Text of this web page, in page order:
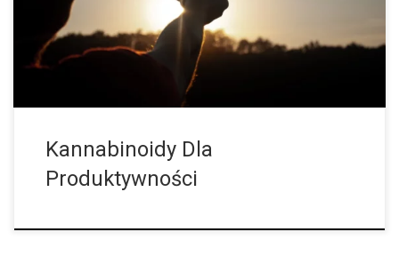
Społeczny wizerunek ćpuna polega na tym, że ćpuny leżą leniwie
Kannabinoidy Dla
Produktywności